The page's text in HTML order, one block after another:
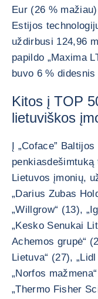
Eur (26 %
Estijos
uždirbusi 124,96
papildo „Maxima
buvo 6 %
Kitos į TOP
lietuviškos
Į „Coface”
Lietuvos įmonių,
„Darius Zubas
„Willgrow“ (13),
„Kesko Senukai
Achemos grupė“
Lietuva“ (27),
„Norfos
„Thermo Fisher